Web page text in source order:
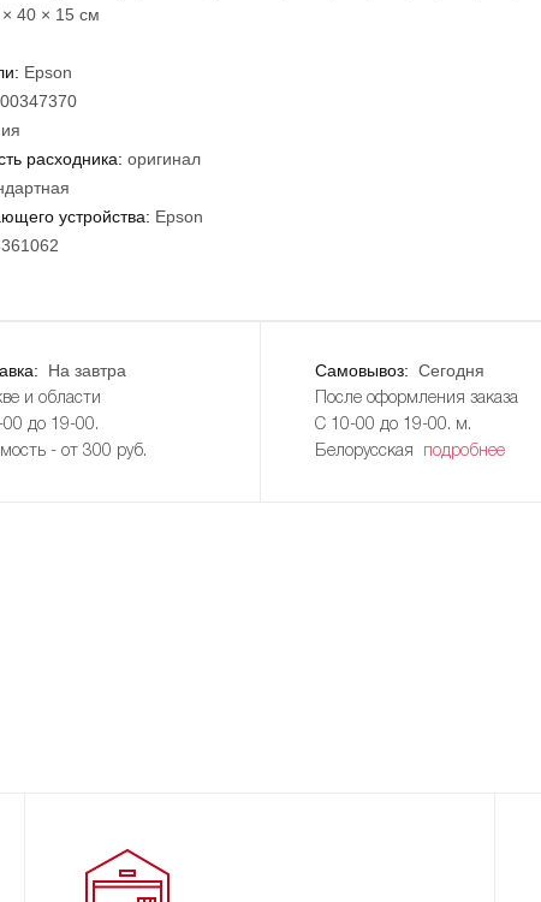
× 40 × 15 см
Epson
расходника: оригинал
устройства: Epson
На завтра
и области
до 19-00.
- от 300 руб.
Самовывоз: Сегодня
После оформления заказа
С 10-00 до 19-00. м.
Белорусская
подробнее